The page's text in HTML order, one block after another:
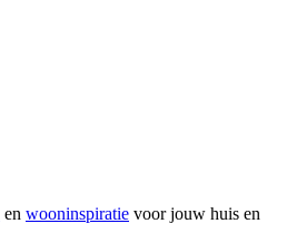
en wooninspiratie voor jouw huis en